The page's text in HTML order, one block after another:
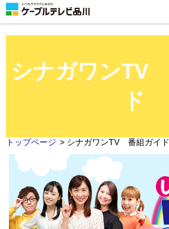
シナガワンTV
ド
トップページ > シナガワンTV 番組ガイド